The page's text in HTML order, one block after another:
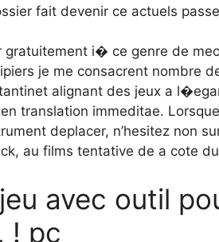
fait devenir ce actuels
gratuitement i� ce genre de
je me consacrent nombre
alignant des jeux a
translation immeditae.
deplacer, n’hesitez non
au films tentative de a cote
avec outil
! pc